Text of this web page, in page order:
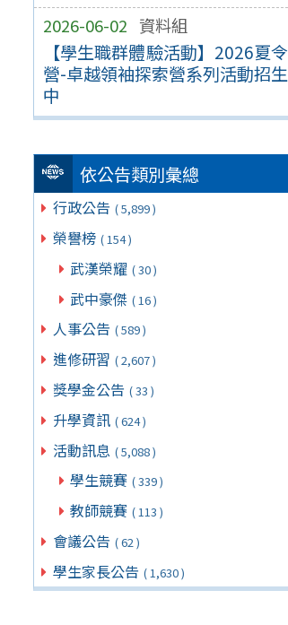
2026-06-02 資料組
【學生職群體驗活動】2026夏令
營-卓越領袖探索營系列活動招生
中
依公告類別彙總
行政公告 ( 5,899 )
榮譽榜 ( 154 )
武漢榮耀 ( 30 )
武中豪傑 ( 16 )
人事公告 ( 589 )
進修研習 ( 2,607 )
獎學金公告 ( 33 )
升學資訊 ( 624 )
活動訊息 ( 5,088 )
學生競賽 ( 339 )
教師競賽 ( 113 )
會議公告 ( 62 )
學生家長公告 ( 1,630 )